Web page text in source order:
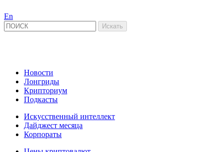
En
Новости
Лонгриды
Крипториум
Подкасты
Искусственный интеллект
Дайджест месяца
Корпораты